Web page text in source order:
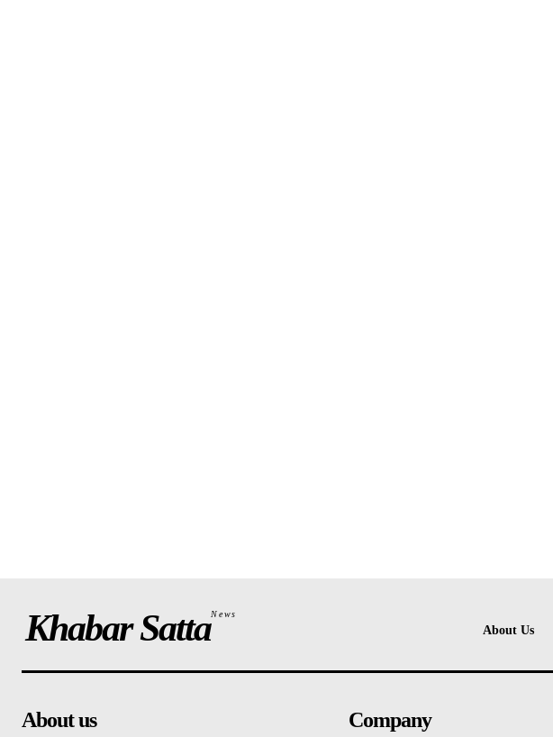
Khabar SattaNews
About Us
About us Company